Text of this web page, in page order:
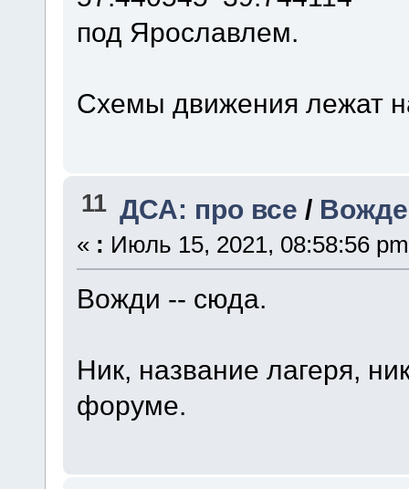
под Ярославлем.
Схемы движения лежат
11 ДСА: про все /
« : Июль 15, 2021, 08:58:56
Вожди -- сюда.
Ник, название лагеря,
форуме.